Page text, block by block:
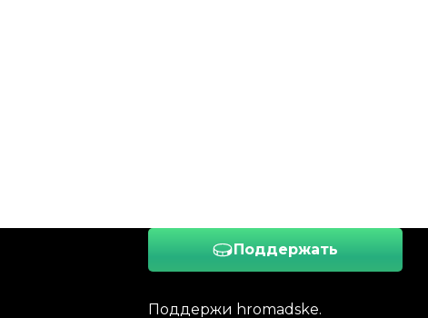
Поддержать
Поддержи hromadske.